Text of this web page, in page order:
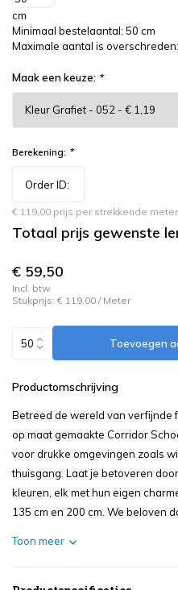
cm
Minimaal bestelaantal: 50 cm
Maximale aantal is
Maak een keuze: *
Berekening: *
€ 119,00 prijs per strekkende meter
Totaal prijs gewenste
€ 59,50
Incl. btw
Stukprijs: € 119,00 / Meter
Toevoegen
Productomschrijving
Betreed de wereld van verfijnde
op maat gemaakte Corridor
voor drukke omgevingen zoals
thuisgang. Laat je betoveren
kleuren, elk met hun eigen
135 cm en 200 cm. We beloven
Toon meer